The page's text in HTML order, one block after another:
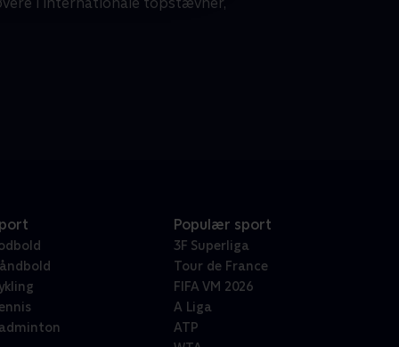
Populær sport
3F Superliga
Tour de France
FIFA VM 2026
A Liga
ATP